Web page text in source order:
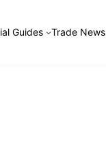
Guides Trade News